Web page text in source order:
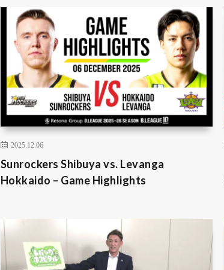
2025.12.06
Sunrockers Shibuya vs. Levanga
Hokkaido – Game Highlights